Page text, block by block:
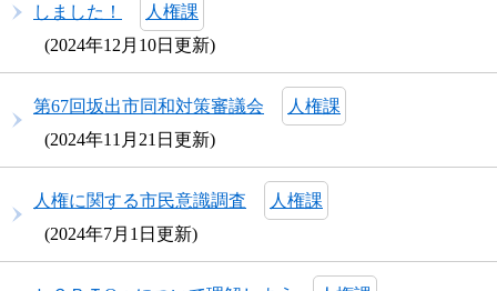
しました！
人権課
2024年12月10日更新
第67回坂出市同和対策審議会
人権課
2024年11月21日更新
人権に関する市民意識調査
人権課
2024年7月1日更新